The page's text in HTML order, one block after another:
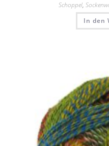
Schoppel,
In den